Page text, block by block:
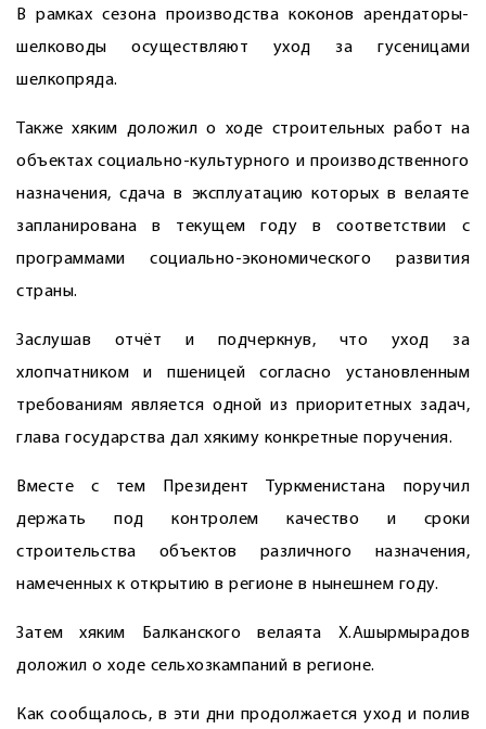
В рамках сезона производства коконов арендаторы-
шелководы осуществляют уход за гусеницами
шелкопряда.
Также хяким доложил о ходе строительных работ на
объектах социально-культурного и производственного
назначения, сдача в эксплуатацию которых в велаяте
запланирована в текущем году в соответствии с
программами социально-экономического развития
страны.
Заслушав отчёт и подчеркнув, что уход за
хлопчатником и пшеницей согласно установленным
требованиям является одной из приоритетных задач,
глава государства дал хякиму конкретные поручения.
Вместе с тем Президент Туркменистана поручил
держать под контролем качество и сроки
строительства объектов различного назначения,
намеченных к открытию в регионе в нынешнем году.
Затем хяким Балканского велаята Х.Ашырмырадов
доложил о ходе сельхозкампаний в регионе.
Как сообщалось, в эти дни продолжается уход и полив